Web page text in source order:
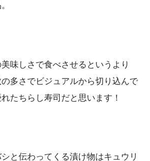
味しさで食べさせるというより
多さでビジュアルから切り込んで
たちらし寿司だと思います！
と伝わってくる漬け物はキュウリ